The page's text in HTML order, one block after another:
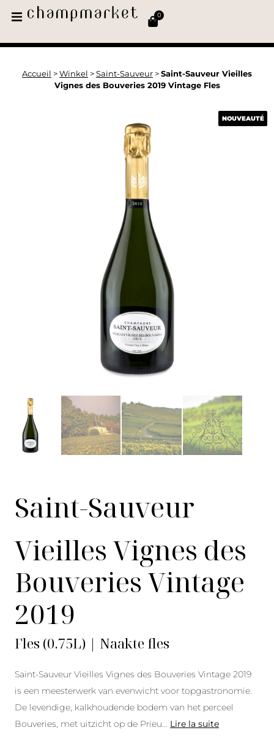
0
Accueil > Winkel > Saint-Sauveur > Saint-Sauveur Vieilles
Vignes des Bouveries 2019 Vintage Fles
NOUVEAUTÉ
Saint-Sauveur
Vieilles Vignes des
Bouveries Vintage
2019
Fles (0.75L) | Naakte fles
Saint-Sauveur Vieilles Vignes des Bouveries Vintage 2019
is een meesterwerk van evenwicht voor topgastronomie.
De levendige, kalkhoudende bodem van het perceel
Bouveries, met uitzicht op de Prieu
Lire la suite